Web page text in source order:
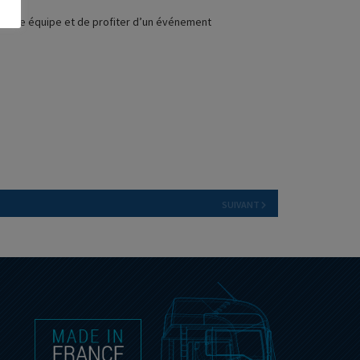
notre équipe et de profiter d’un événement
SUIVANT